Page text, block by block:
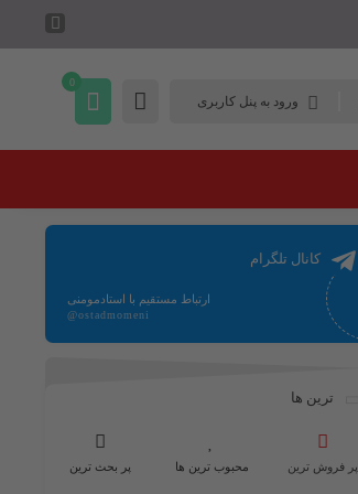
ورود به پنل کاربری
0
کانال تلگرام
ارتباط مستقیم با استادمومنی
@ostadmomeni
ترین ها
پر فروش ترین محبوب ترین ها پر بحث ترین